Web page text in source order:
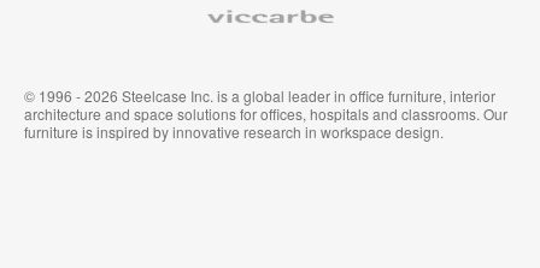
© 1996 - 2026 Steelcase Inc. is a global leader in office furniture, interior
architecture and space solutions for offices, hospitals and classrooms. Our
furniture is inspired by innovative research in workspace design.